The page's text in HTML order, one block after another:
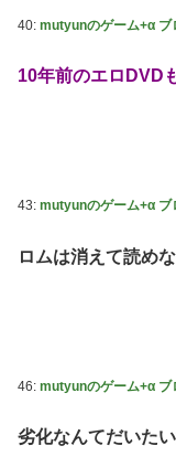
40: mutyunのゲーム+α ブ
10年前のエロDVD
43: mutyunのゲーム+α ブ
ロムは消えて読め
46: mutyunのゲーム+α ブ
劣化なんてだいた